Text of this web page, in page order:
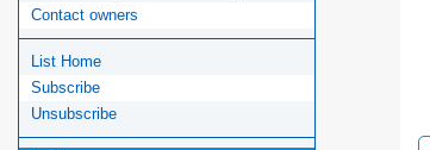
Contact owners
List Home
Subscribe
Unsubscribe